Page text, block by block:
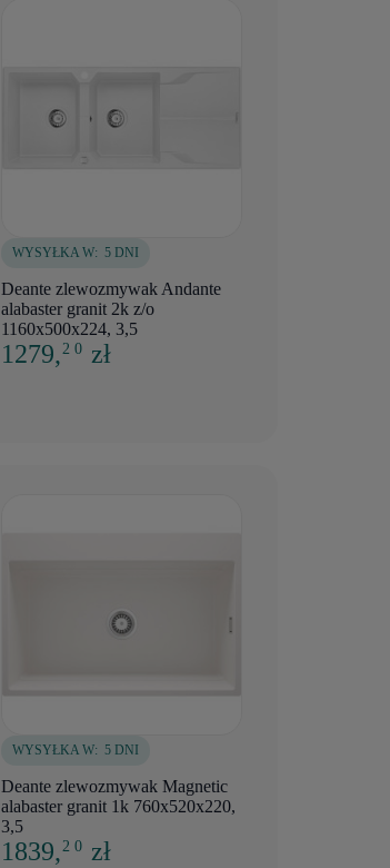
WYSYŁKA W: 5 DNI
Deante zlewozmywak Andante
alabaster granit 2k z/o
1160x500x224, 3,5
1279,2 0 zł
WYSYŁKA W: 5 DNI
Deante zlewozmywak Magnetic
alabaster granit 1k 760x520x220,
3,5
1839,2 0 zł